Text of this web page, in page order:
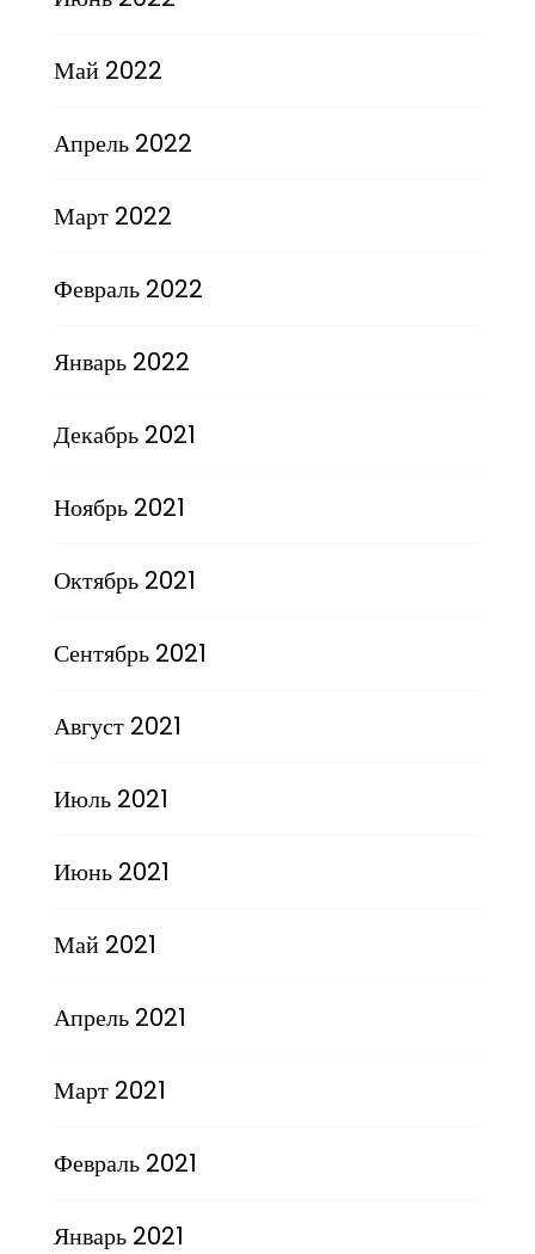
Май 2022
Апрель 2022
Март 2022
Февраль 2022
Январь 2022
Декабрь 2021
Ноябрь 2021
Октябрь 2021
Сентябрь 2021
Август 2021
Июль 2021
Июнь 2021
Май 2021
Апрель 2021
Март 2021
Февраль 2021
Январь 2021